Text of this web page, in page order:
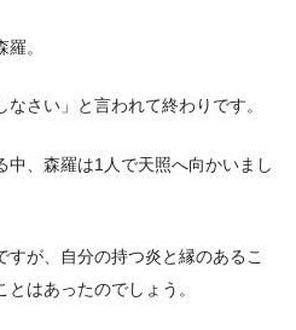
。
さい」と言われて終わりです。
中、森羅は1人で天照へ向かいまし
が、自分の持つ炎と縁のあるこ
はあったのでしょう。